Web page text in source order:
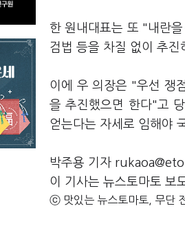
한 원내대표는 또 "내란
검법 등을 차질 없이 추진
이에 우 의장은 "우선 쟁
을 추진했으면 한다"고
얻는다는 자세로 임해야
박주용 기자
이 기사는 뉴스토마토 보
ⓒ 맛있는 뉴스토마토, 무단